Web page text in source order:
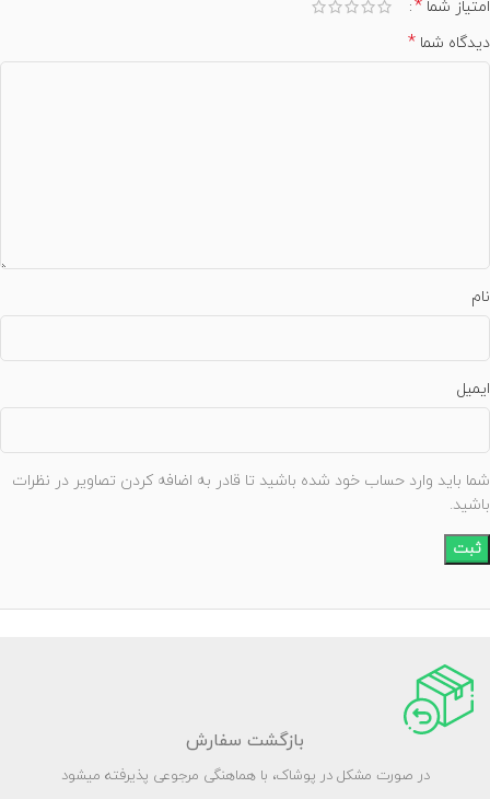
امتیاز شما *
دیدگاه شما *
نام
ایمیل
شما باید وارد حساب خود شده باشید تا قادر به اضافه کردن تصاویر در نظرات
باشید.
بازگشت سفارش
در صورت مشکل در پوشاک، با هماهنگی مرجوعی پذیرفته میشود